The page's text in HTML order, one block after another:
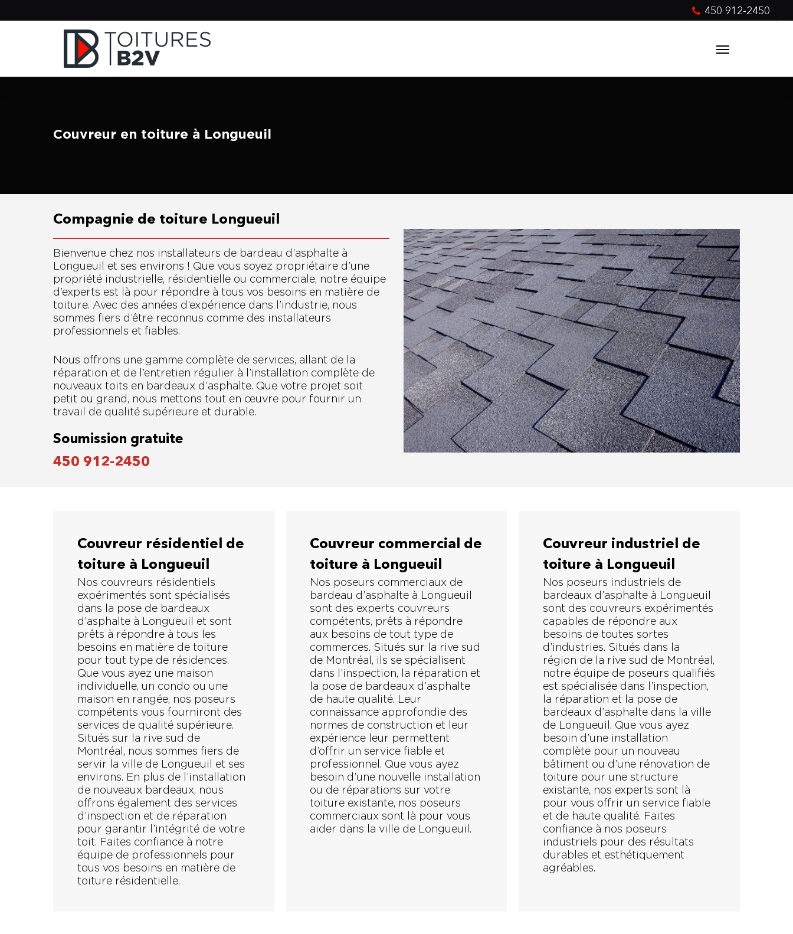
to
450 912-2450
Menu
Couvreur en toiture à Longueuil
Compagnie de toiture Longueuil
Bienvenue chez nos installateurs de bardeau d’asphalte à
Longueuil et ses environs ! Que vous soyez propriétaire d’une
propriété industrielle, résidentielle ou commerciale, notre équipe
d’experts est là pour répondre à tous vos besoins en matière de
toiture. Avec des années d’expérience dans l’industrie, nous
sommes fiers d’être reconnus comme des installateurs
professionnels et fiables.
Nous offrons une gamme complète de services, allant de la
réparation et de l’entretien régulier à l’installation complète de
nouveaux toits en bardeaux d’asphalte. Que votre projet soit
petit ou grand, nous mettons tout en œuvre pour fournir un
travail de qualité supérieure et durable.
Soumission gratuite
450 912-2450
Couvreur résidentiel de
toiture à Longueuil
Nos couvreurs résidentiels
expérimentés sont spécialisés
dans la pose de bardeaux
d’asphalte à Longueuil et sont
prêts à répondre à tous les
besoins en matière de toiture
pour tout type de résidences.
Que vous ayez une maison
individuelle, un condo ou une
maison en rangée, nos poseurs
compétents vous fourniront des
services de qualité supérieure.
Situés sur la rive sud de
Montréal, nous sommes fiers de
servir la ville de Longueuil et ses
environs. En plus de l’installation
de nouveaux bardeaux, nous
offrons également des services
d’inspection et de réparation
pour garantir l’intégrité de votre
toit. Faites confiance à notre
équipe de professionnels pour
tous vos besoins en matière de
toiture résidentielle.
Couvreur commercial de
toiture à Longueuil
Nos poseurs commerciaux de
bardeau d’asphalte à Longueuil
sont des experts couvreurs
compétents, prêts à répondre
aux besoins de tout type de
commerces. Situés sur la rive sud
de Montréal, ils se spécialisent
dans l’inspection, la réparation et
la pose de bardeaux d’asphalte
de haute qualité. Leur
connaissance approfondie des
normes de construction et leur
expérience leur permettent
d’offrir un service fiable et
professionnel. Que vous ayez
besoin d’une nouvelle installation
ou de réparations sur votre
toiture existante, nos poseurs
commerciaux sont là pour vous
aider dans la ville de Longueuil.
Couvreur industriel de
toiture à Longueuil
Nos poseurs industriels de
bardeaux d’asphalte à Longueuil
sont des couvreurs expérimentés
capables de répondre aux
besoins de toutes sortes
d’industries. Situés dans la
région de la rive sud de Montréal,
notre équipe de poseurs qualifiés
est spécialisée dans l’inspection,
la réparation et la pose de
bardeaux d’asphalte dans la ville
de Longueuil. Que vous ayez
besoin d’une installation
complète pour un nouveau
bâtiment ou d’une rénovation de
toiture pour une structure
existante, nos experts sont là
pour vous offrir un service fiable
et de haute qualité. Faites
confiance à nos poseurs
industriels pour des résultats
durables et esthétiquement
agréables.